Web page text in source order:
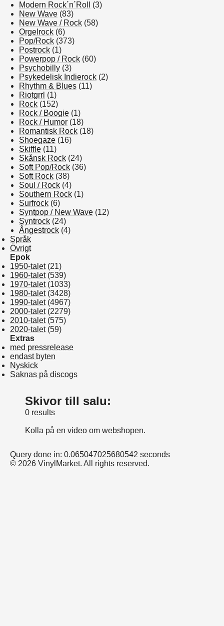
Modern Rock´n´Roll
(3)
New Wave (83)
New Wave / Rock (58)
Orgelrock (6)
Pop/Rock (373)
Postrock (1)
Powerpop / Rock (60)
Psychobilly (3)
Psykedelisk Indierock (2)
Rhythm & Blues (11)
Riotgrrl (1)
Rock (152)
Rock / Boogie (1)
Rock / Humor (18)
Romantisk Rock (18)
Shoegaze (16)
Skiffle (11)
Skånsk Rock (24)
Soft Pop/Rock (36)
Soft Rock (38)
Soul / Rock (4)
Southern Rock (1)
Surfrock (6)
Syntpop / New Wave (12)
Syntrock (24)
Ångestrock (4)
Språk
Övrigt
Epok
1950-talet(21)
1960-talet(539)
1970-talet(1033)
1980-talet(3428)
1990-talet(4967)
2000-talet(2279)
2010-talet(575)
2020-talet(59)
Extras
med pressrelease
endast byten
Nyskick
Saknas på discogs
Skivor till salu:
0 results
Kolla på en video om webshopen.
Query done in: 0.065047025680542 seconds
© 2026 VinylMarket. All rights reserved.